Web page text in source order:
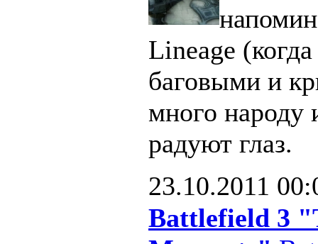
Lineage
баговыми и
много народу
радуют глаз.
23.10.2011
Battlefield 3